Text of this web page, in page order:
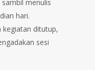
menulis
hari.
kegiatan ditutup,
sesi